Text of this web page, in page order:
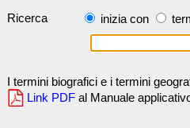
Ricerca inizia con
I termini biografici e i termini
Link PDF al Manuale